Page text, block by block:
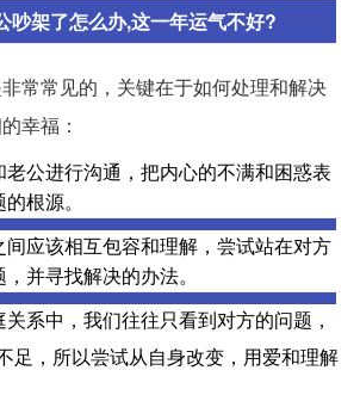
吵架了怎么办,这一年运气不好?
常常见的，关键在于如何处理和解决
幸福：
公进行沟通，把内心的不满和困惑表
根源。
应该相互包容和理解，尝试站在对方
并寻找解决的办法。
系中，我们往往只看到对方的问题，
足，所以尝试从自身改变，用爱和理解